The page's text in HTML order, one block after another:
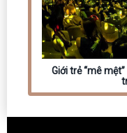
Giới trẻ “mê